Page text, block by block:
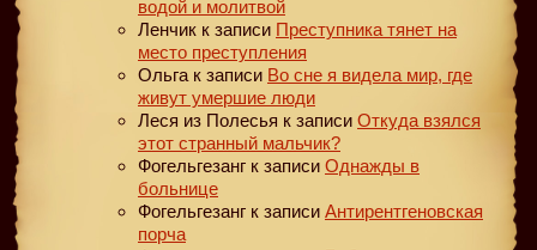
водой и молитвой
Ленчик к записи Преступника тянет на
место преступления
Ольга к записи Во сне я видела мир, где
живут умершие люди
Леся из Полесья к записи Откуда взялся
этот странный мальчик?
Фогельгезанг к записи Однажды в
больнице
Фогельгезанг к записи Антирентгеновская
порча